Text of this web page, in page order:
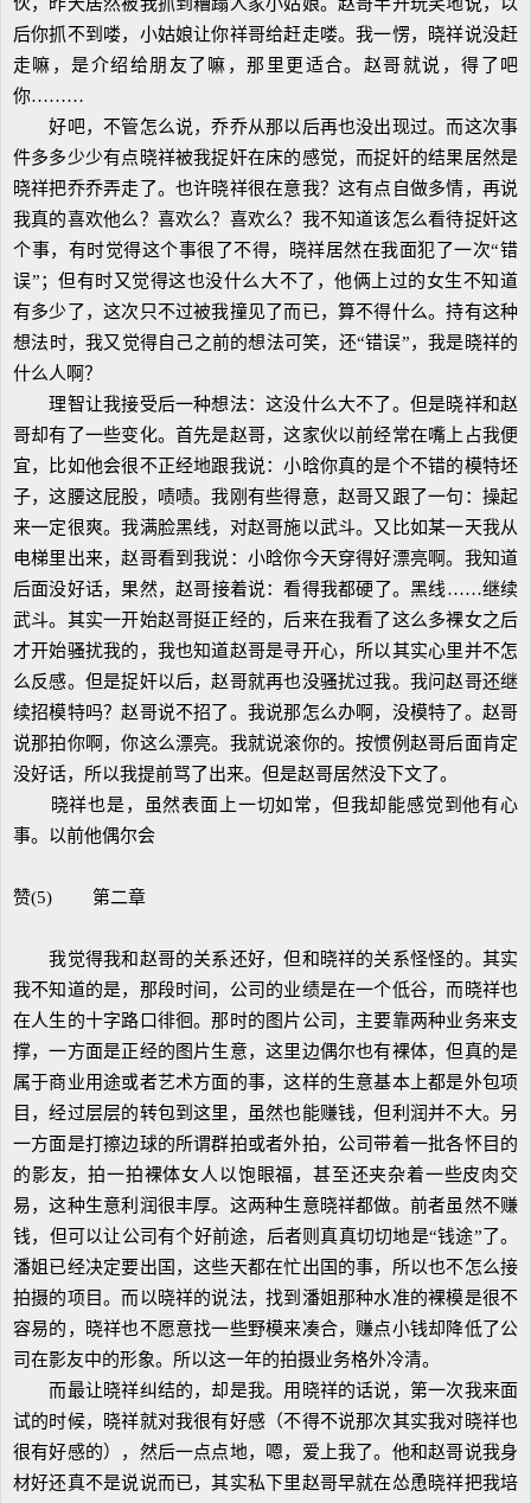
后你抓不到喽，小姑娘让你祥哥给赶走喽。我一愣，晓祥说没赶
走嘛，是介绍给朋友了嘛，那里更适合。赵哥就说，得了吧
你………
好吧，不管怎么说，乔乔从那以后再也没出现过。而这次事
件多多少少有点晓祥被我捉奸在床的感觉，而捉奸的结果居然是
晓祥把乔乔弄走了。也许晓祥很在意我？这有点自做多情，再说
我真的喜欢他么？喜欢么？喜欢么？我不知道该怎么看待捉奸这
个事，有时觉得这个事很了不得，晓祥居然在我面犯了一次“错
误”；但有时又觉得这也没什么大不了，他俩上过的女生不知道
有多少了，这次只不过被我撞见了而已，算不得什么。持有这种
想法时，我又觉得自己之前的想法可笑，还“错误”，我是晓祥的
什么人啊？
理智让我接受后一种想法：这没什么大不了。但是晓祥和赵
哥却有了一些变化。首先是赵哥，这家伙以前经常在嘴上占我便
宜，比如他会很不正经地跟我说：小晗你真的是个不错的模特坯
子，这腰这屁股，啧啧。我刚有些得意，赵哥又跟了一句：操起
来一定很爽。我满脸黑线，对赵哥施以武斗。又比如某一天我从
电梯里出来，赵哥看到我说：小晗你今天穿得好漂亮啊。我知道
后面没好话，果然，赵哥接着说：看得我都硬了。黑线……继续
武斗。其实一开始赵哥挺正经的，后来在我看了这么多裸女之后
才开始骚扰我的，我也知道赵哥是寻开心，所以其实心里并不怎
么反感。但是捉奸以后，赵哥就再也没骚扰过我。我问赵哥还继
续招模特吗？赵哥说不招了。我说那怎么办啊，没模特了。赵哥
说那拍你啊，你这么漂亮。我就说滚你的。按惯例赵哥后面肯定
没好话，所以我提前骂了出来。但是赵哥居然没下文了。
晓祥也是，虽然表面上一切如常，但我却能感觉到他有心
事。以前他偶尔会
赞(5) 第二章
我觉得我和赵哥的关系还好，但和晓祥的关系怪怪的。其实
我不知道的是，那段时间，公司的业绩是在一个低谷，而晓祥也
在人生的十字路口徘徊。那时的图片公司，主要靠两种业务来支
撑，一方面是正经的图片生意，这里边偶尔也有裸体，但真的是
属于商业用途或者艺术方面的事，这样的生意基本上都是外包项
目，经过层层的转包到这里，虽然也能赚钱，但利润并不大。另
一方面是打擦边球的所谓群拍或者外拍，公司带着一批各怀目的
的影友，拍一拍裸体女人以饱眼福，甚至还夹杂着一些皮肉交
易，这种生意利润很丰厚。这两种生意晓祥都做。前者虽然不赚
钱，但可以让公司有个好前途，后者则真真切切地是“钱途”了。
潘姐已经决定要出国，这些天都在忙出国的事，所以也不怎么接
拍摄的项目。而以晓祥的说法，找到潘姐那种水准的裸模是很不
容易的，晓祥也不愿意找一些野模来凑合，赚点小钱却降低了公
司在影友中的形象。所以这一年的拍摄业务格外冷清。
而最让晓祥纠结的，却是我。用晓祥的话说，第一次我来面
试的时候，晓祥就对我很有好感（不得不说那次其实我对晓祥也
很有好感的），然后一点点地，嗯，爱上我了。他和赵哥说我身
材好还真不是说说而已，其实私下里赵哥早就在怂恿晓祥把我培